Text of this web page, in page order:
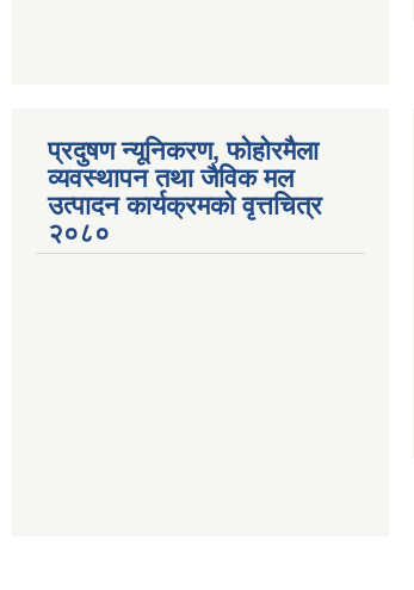
प्रदुषण न्यूनिकरण, फोहोरमैला
व्यवस्थापन तथा जैविक मल
उत्पादन कार्यक्रमको वृत्तचित्र
२०८०